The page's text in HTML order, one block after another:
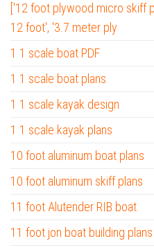
['12 foot plywood micro skiff
12 foot', '3.7 meter ply
1 1 scale boat PDF
1 1 scale boat plans
1 1 scale kayak design
1 1 scale kayak plans
10 foot aluminum boat plans
10 foot aluminum skiff plans
11 foot Alutender RIB boat
11 foot jon boat building plans